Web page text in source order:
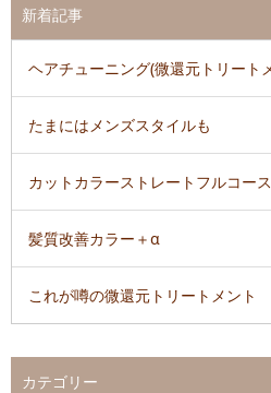
新着記事
ヘアチューニング(微還元トリート
たまにはメンズスタイルも
カットカラーストレートフルコース
髪質改善カラー＋α
これが噂の微還元トリートメント
カテゴリー